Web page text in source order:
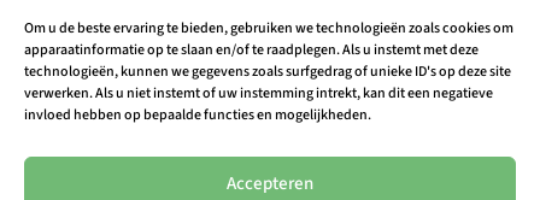
Om u de beste ervaring te bieden, gebruiken we technologieën zoals cookies om
apparaatinformatie op te slaan en/of te raadplegen. Als u instemt met deze
technologieën, kunnen we gegevens zoals surfgedrag of unieke ID's op deze site
verwerken. Als u niet instemt of uw instemming intrekt, kan dit een negatieve
invloed hebben op bepaalde functies en mogelijkheden.
Accepteren
algemene voorwaarden.
AANMELDEN>>